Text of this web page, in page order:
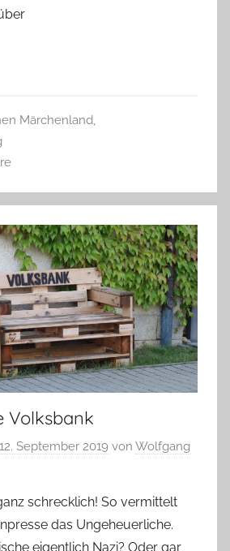
Märchenland,
Volksbank
12. September 2019 von Wolfgang
schrecklich! So vermittelt
das Ungeheuerliche.
eigentlich Nazi? Oder gar